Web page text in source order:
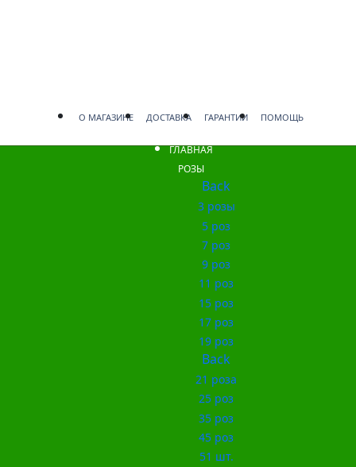
О МАГАЗИНЕ ДОСТАВКА ГАРАНТИИ ПОМОЩЬ
ГЛАВНАЯ
РОЗЫ
Back
3 розы
5 роз
7 роз
9 роз
11 роз
15 роз
17 роз
19 роз
Back
21 роза
25 роз
35 роз
45 роз
51 шт.